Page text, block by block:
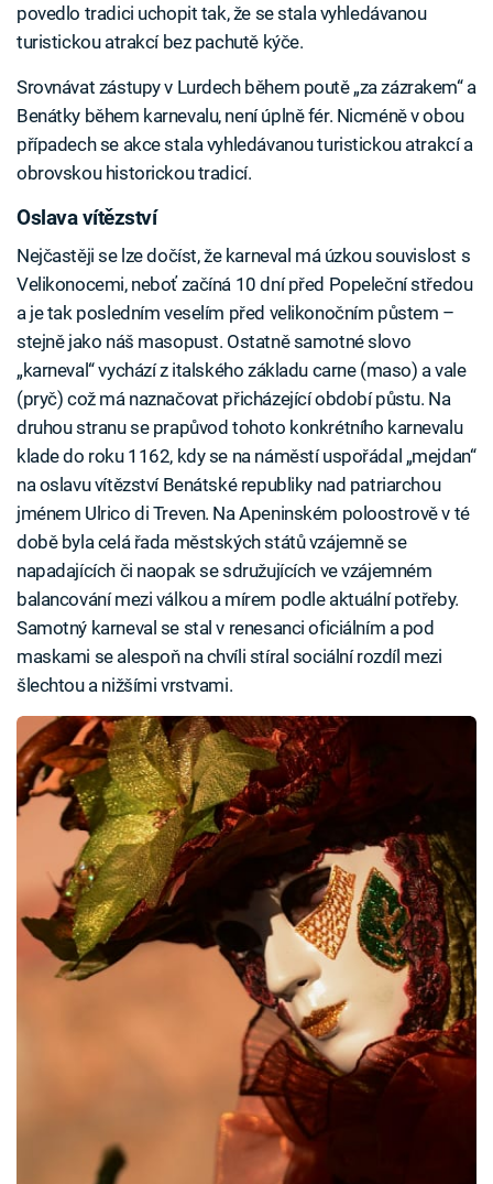
povedlo tradici uchopit tak, že se stala vyhledávanou
turistickou atrakcí bez pachutě kýče.
Srovnávat zástupy v Lurdech během poutě „za zázrakem“ a
Benátky během karnevalu, není úplně fér. Nicméně v obou
případech se akce stala vyhledávanou turistickou atrakcí a
obrovskou historickou tradicí.
Oslava vítězství
Nejčastěji se lze dočíst, že karneval má úzkou souvislost s
Velikonocemi, neboť začíná 10 dní před Popeleční středou
a je tak posledním veselím před velikonočním půstem –
stejně jako náš masopust. Ostatně samotné slovo
„karneval“ vychází z italského základu carne (maso) a vale
(pryč) což má naznačovat přicházející období půstu. Na
druhou stranu se prapůvod tohoto konkrétního karnevalu
klade do roku 1162, kdy se na náměstí uspořádal „mejdan“
na oslavu vítězství Benátské republiky nad patriarchou
jménem Ulrico di Treven. Na Apeninském poloostrově v té
době byla celá řada městských států vzájemně se
napadajících či naopak se sdružujících ve vzájemném
balancování mezi válkou a mírem podle aktuální potřeby.
Samotný karneval se stal v renesanci oficiálním a pod
maskami se alespoň na chvíli stíral sociální rozdíl mezi
šlechtou a nižšími vrstvami.